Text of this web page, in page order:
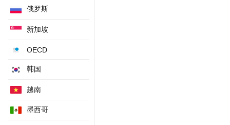
俄罗斯
新加坡
OECD
韩国
越南
墨西哥